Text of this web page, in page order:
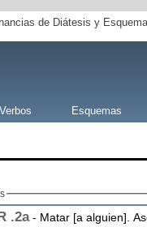
de Diátesis y
Verbos Esquemas
.2a - Matar [a alguien].